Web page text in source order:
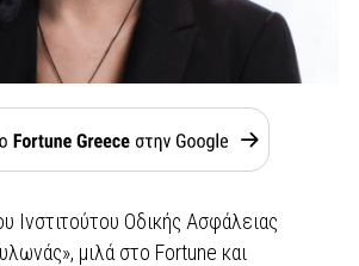
Οδικής Ασφάλειας
μιλά στο Fortune και